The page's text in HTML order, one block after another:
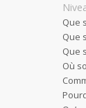
Que
Que
Que
Où